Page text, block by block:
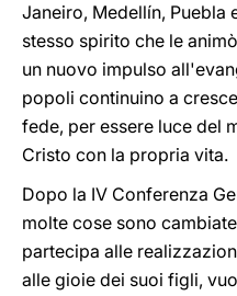
Janeiro, Medellín, Puebla
stesso spirito che le
un nuovo impulso
popoli continuino a
fede, per essere luce del
Cristo con la propria vita.
Dopo la IV Conferenza
molte cose sono
partecipa alle
alle gioie dei suoi figli,